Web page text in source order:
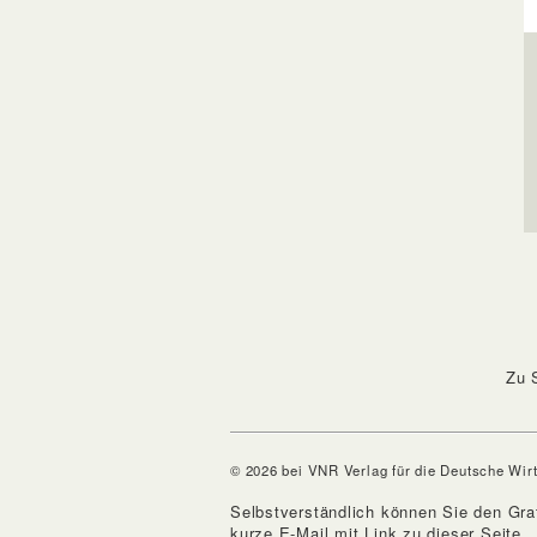
Zu
© 2026 bei VNR Verlag für die Deutsche
Selbstverständlich können Sie den